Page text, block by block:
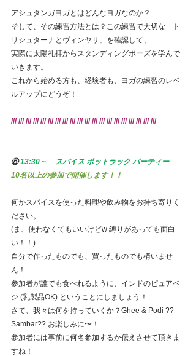
アシュタンガヨガとはどんなヨガなのか？
そして、その練習方法とは？この練習で大切な「ト
リシュターナとヴィンヤサ」を確認して、
実際に太陽礼拝からスタンディングポーズを学んで
いきます。
これから始める方も、経験者も、ヨガの練習のレベ
ルアップにどうぞ！
/// /// /// /// /// /// /// /// /// /// /// /// /// /// /// /// /// /// /// ///
⑤ 13:30 ~ 　スパイス ポットラック パーティー
10名以上の参加で開催します！！
何かスパイスを使った料理や飲み物をお持ち寄りく
ださい。
(ま、使わなくてもいいけどw 縛りがあっても面白
い！！)
自分で作ったものでも、買ったものでも構いませ
ん！
参加者が誰でも食べれるように、インドのピュアベ
ジ (乳製品OK) ということにしましょう！
さて、我々は何を持っていくか？Ghee & Podi ??
Sambar?? お楽しみに〜！
参加者には事前に何名参加するか伝えさせて頂きま
すね！